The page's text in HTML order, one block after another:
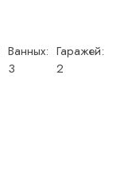
Ванных:
3
Гаражей:
2